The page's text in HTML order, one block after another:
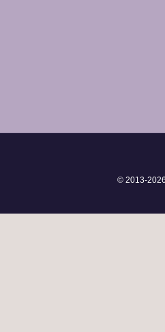
© 2013-